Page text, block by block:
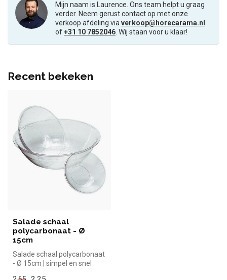
Mijn naam is Laurence. Ons team helpt u graag
verder. Neem gerust contact op met onze
verkoop afdeling viaverkoop@horecarama.nl
of+31 10 7852046. Wij staan voor u klaar!
Recent bekeken
Salade schaal
polycarbonaat - Ø
15cm
Salade schaal polycarbonaat
- Ø 15cm | simpel en snel